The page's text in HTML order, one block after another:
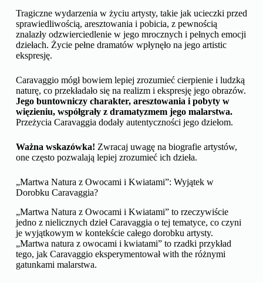
Tragiczne wydarzenia w życiu artysty, takie jak ucieczki przed
sprawiedliwością, aresztowania i pobicia, z pewnością
znalazły odzwierciedlenie w jego mrocznych i pełnych emocji
dziełach. Życie pełne dramatów wpłynęło na jego artistic
ekspresję.
Caravaggio mógł bowiem lepiej zrozumieć cierpienie i ludzką
naturę, co przekładało się na realizm i ekspresję jego obrazów.
Jego buntowniczy charakter, aresztowania i pobyty w
więzieniu, współgrały z dramatyzmem jego malarstwa.
Przeżycia Caravaggia dodały autentyczności jego dziełom.
Ważna wskazówka! Zwracaj uwagę na biografie artystów,
one często pozwalają lepiej zrozumieć ich dzieła.
„Martwa Natura z Owocami i Kwiatami”: Wyjątek w
Dorobku Caravaggia?
„Martwa Natura z Owocami i Kwiatami” to rzeczywiście
jedno z nielicznych dzieł Caravaggia o tej tematyce, co czyni
je wyjątkowym w kontekście całego dorobku artysty.
„Martwa natura z owocami i kwiatami” to rzadki przykład
tego, jak Caravaggio eksperymentował with the różnymi
gatunkami malarstwa.